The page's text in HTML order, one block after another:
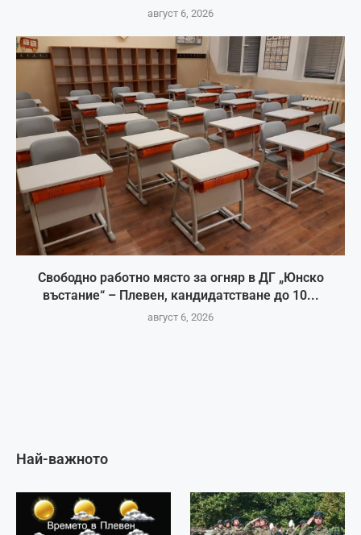
август 6, 2026
Свободно работно място за огняр в ДГ „Юнско
въстание“ – Плевен, кандидатстване до 10...
август 6, 2026
Най-важното